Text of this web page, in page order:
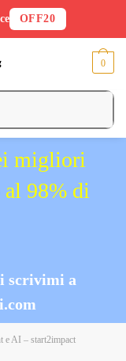
0
migliori
98% di
scrivimi a
e AI – start2impact
OFF20